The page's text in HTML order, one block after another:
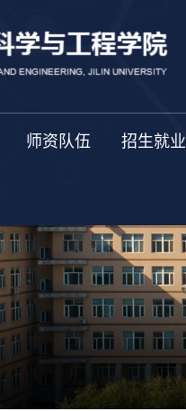
师资队伍 招生就业